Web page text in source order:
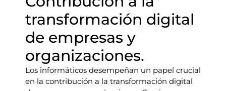
transformación digital
de empresas y
organizaciones.
Los informáticos desempeñan un papel crucial
en la contribución a la transformación digital